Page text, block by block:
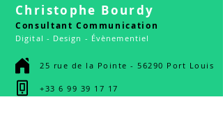
Christophe Bourdy
Consultant Communication
Digital - Design - Évènementiel
25 rue de la Pointe - 56290 Port Louis
+33 6 99 39 17 17